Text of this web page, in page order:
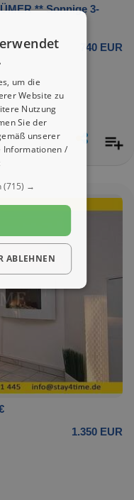
** Sonnige 3-
740 EUR
1.350 EUR
um die
Website zu
Nutzung
Sie der
unserer
Informationen /
(715) →
ABLEHNEN